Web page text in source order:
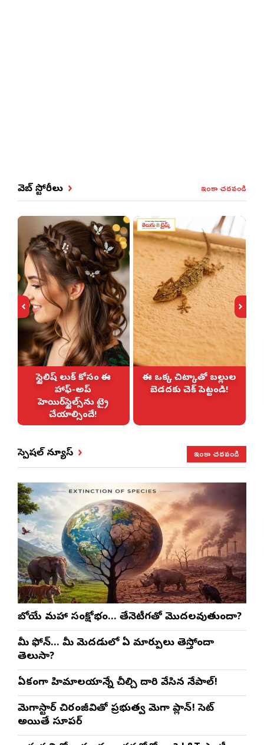
వెబ్ స్టోరీలు ఇంకా చదవండి
స్టైలిష్ లుక్ కోసం ఈ
హాఫ్-అప్
హెయిర్‌స్టైల్స్‌ను ట్రై
చేయాల్సిందే!
ఈ ఒక్క చిట్కాతో బల్లుల
బెడదకు చెక్ పెట్టండి!
స్పెషల్ న్యూస్ ఇంకా చదవండి
రాబోయే మహా సంక్షోభం… తేనెటీగతో మొదలవుతుందా?
మీ ఫోన్… మీ మెదడులో ఏ మార్పులు తెస్తోందా
తెలుసా?
ఏకంగా హిమాలయాన్నే చీల్చి దారి వేసిన నేపాల్!
మెగాస్టార్ చిరంజీవితో ప్రభుత్వ మెగా ప్లాన్! సెట్
అయితే సూపర్